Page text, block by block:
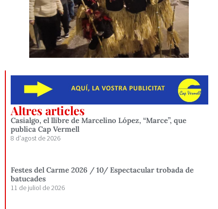
Altres articles
Casialgo, el llibre de Marcelino López, “Marce”, que
publica Cap Vermell
8 d'agost de 2026
Festes del Carme 2026 / 10/ Espectacular trobada de
batucades
11 de juliol de 2026